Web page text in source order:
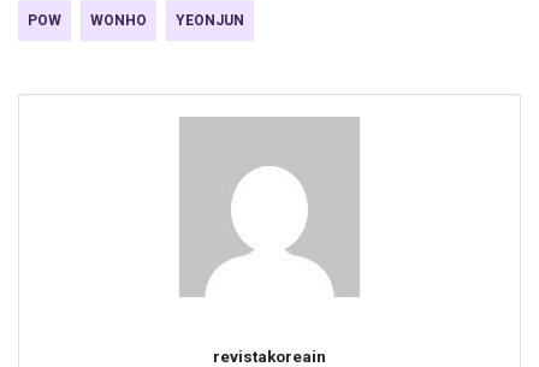
POW WONHO YEONJUN
revistakoreain